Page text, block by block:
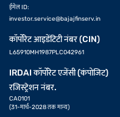
ईमेल ID:
investor.service@bajajfinserv.in
कॉर्पोरेट आइडेंटिटी नंबर (CIN)
L65910MH1987PLC042961
IRDAI कॉर्पोरेट एजेंसी (कंपोजिट)
रजिस्ट्रेशन नंबर.
CA0101
(31-मार्च-2028 तक मान्य)